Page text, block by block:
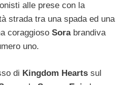
alle prese con la
strada tra una spada ed una
coraggioso Sorabrandiva
uno.
di Kingdom Hearts sul